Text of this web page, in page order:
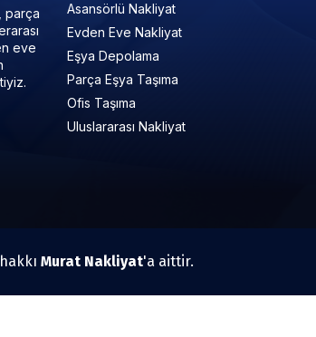
parça
eve
Asansörlü Nakliyat
Evden Eve Nakliyat
Eşya Depolama
Parça Eşya Taşıma
Ofis Taşıma
Uluslararası Nakliyat
Murat Nakliyat'a aittir.